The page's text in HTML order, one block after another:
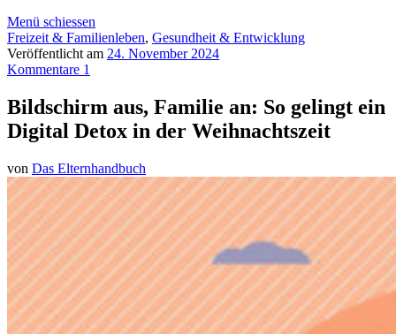
Menü schiessen
Freizeit & Familienleben, Gesundheit & Entwicklung
Veröffentlicht am 24. November 2024
Kommentare 1
Bildschirm aus, Familie an: So gelingt ein
Digital Detox in der Weihnachtszeit
von Das Elternhandbuch